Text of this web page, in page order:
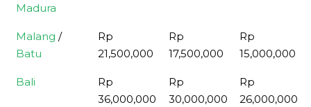
Madura
Malang /
Batu
Rp
21,500,000
Rp
17,500,000
Rp
15,000,000
Bali
Rp
36,000,000
Rp
30,000,000
Rp
26,000,000